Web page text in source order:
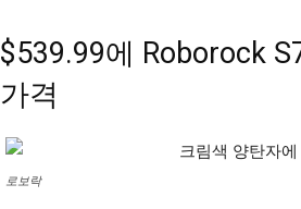
$539.99에 Roborock
가격
로보락